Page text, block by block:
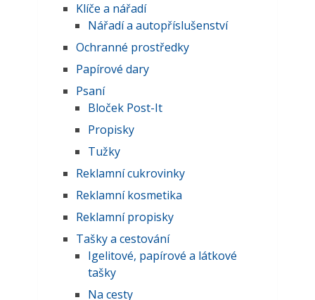
Klíče a nářadí
Nářadí a autopříslušenství
Ochranné prostředky
Papírové dary
Psaní
Bloček Post-It
Propisky
Tužky
Reklamní cukrovinky
Reklamní kosmetika
Reklamní propisky
Tašky a cestování
Igelitové, papírové a látkové
tašky
Na cesty